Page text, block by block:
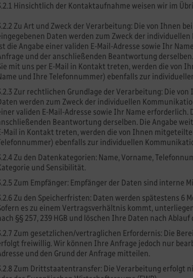
Hinsichtlich der Kontaktaufnahme weisen wir im
Zu Art und Zweck der Verarbeitung: Die von Ihnen
Daten werden zum Zweck der
die Angabe einer validen E-Mail-Adresse sowie Ihr
und der anschließenden Beantwortung
mit uns per E-Mail in Kontakt treten, werden die von
und Ihre Telefonnummer) ebenfalls zur
Zur rechtlichen Grundlage der Verarbeitung: Die
werden zum Zweck der individuellen
validen E-Mail-Adresse sowie Ihr Name
Beantwortung derselben. Die Angabe
Mail in Kontakt treten, werden die von Ihnen
ebenfalls zur individuellen
Zu den Datenkategorien: Name, Vorname,
und Sensibilität.
Zum Empfänger: Empfänger der Daten sind interne
Zu den Speicherfristen: Daten werden spätestens 6
es zu einem Vertragsverhältnis kommt,
§§ 257, 239 HGB und löschen Ihre Daten nach
Zum gesetzlichen/vertraglichen Erfordernis: Die
freiwillig. Wir können Ihre Anfrage jedoch nur
und den Grund der Anfrage mitteilen.
Zum Drittstaatentransfer: Die Verarbeitung erfolgt